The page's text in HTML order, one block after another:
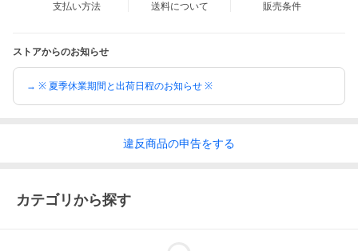
支払い方法 送料について 販売条件
ストアからのお知らせ
→ ※ 夏季休業期間と出荷日程のお知らせ ※
違反商品の申告をする
カテゴリから探す